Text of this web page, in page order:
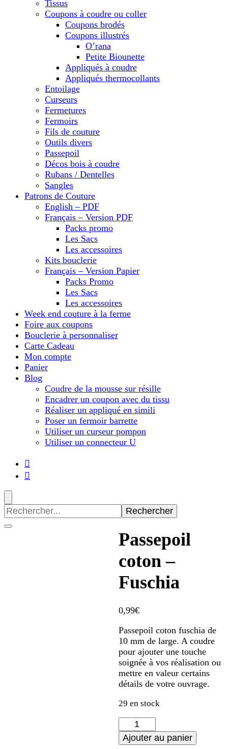
Tissus
Coupons à coudre ou coller
Coupons brodés
Coupons illustrés
O’rana
Petite Biounette
Appliqués à coudre
Appliqués thermocollants
Entoilage
Curseurs
Fermetures
Fermoirs
Fils de couture
Outils divers
Passepoil
Décos bois à coudre
Rubans / Dentelles
Sangles
Patrons de Couture
English – PDF
Français – Version PDF
Packs promo
Les Sacs
Les accessoires
Kits bouclerie
Français – Version Papier
Packs Promo
Les Sacs
Les accessoires
Week end couture à la ferme
Foire aux coupons
Bouclerie à personnaliser
Carte Cadeau
Mon compte
Panier
Blog
Coudre de la mousse sur résille
Encadrer un coupon avec du tissu
Réaliser un appliqué en simili
Poser un fermoir barrette
Utiliser un curseur pompon
Utiliser un connecteur U
Recherche
pour
:
Passepoil
coton –
Fuschia
0,99€
Passepoil coton fuschia de
10 mm de large. A coudre
pour ajouter une touche
soignée à vos réalisation ou
mettre en valeur certains
détails de votre ouvrage.
29 en stock
quantité
de
Passepoil
Ajouter au panier